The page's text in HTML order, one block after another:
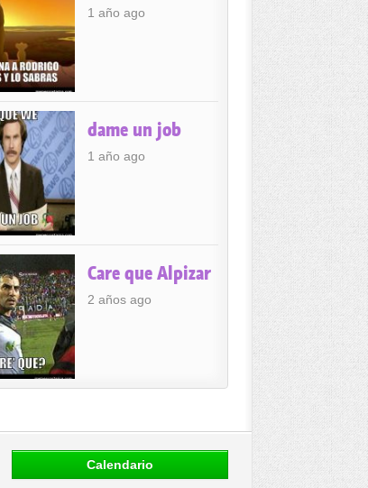
1 año ago
dame un job
1 año ago
Care que Alpizar
2 años ago
Calendario